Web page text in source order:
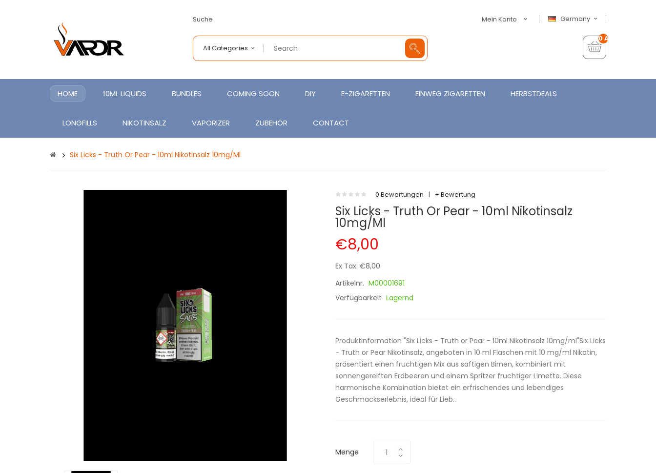
Suche Germany
Mein Konto
All Categories
0 Artikel - €0,00
HOME 10ML LIQUIDS BUNDLES COMING SOON DIY E-ZIGARETTEN EINWEG ZIGARETTEN HERBSTDEALS
LONGFILLS NIKOTINSALZ VAPORIZER ZUBEHÖR CONTACT
Six Licks - Truth Or Pear - 10ml Nikotinsalz 10mg/ml
0 Bewertungen | + Bewertung
Six Licks - Truth Or Pear - 10ml Nikotinsalz
10mg/ml
€8,00
Ex Tax: €8,00
Artikelnr. M00001691
Verfügbarkeit Lagernd
Produktinformation "Six Licks - Truth or Pear - 10ml Nikotinsalz 10mg/ml"Six Licks
- Truth or Pear Nikotinsalz, angeboten in 10 ml Flaschen mit 10 mg/ml Nikotin,
präsentiert einen fruchtigen Mix aus saftigen Birnen, kombiniert mit
sonnengereiften Erdbeeren und einem Spritzer fruchtiger Limette. Diese
harmonische Kombination bietet ein erfrischendes und lebendiges
Geschmackserlebnis, ideal für Lieb..
Menge